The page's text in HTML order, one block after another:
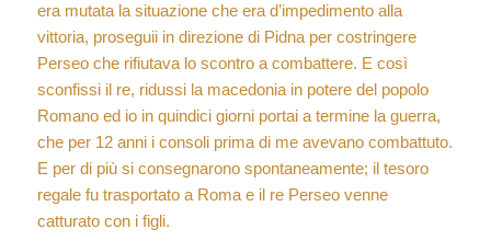
era mutata la situazione che era d’impedimento alla
vittoria, proseguii in direzione di Pidna per costringere
Perseo che rifiutava lo scontro a combattere. E così
sconfissi il re, ridussi la macedonia in potere del popolo
Romano ed io in quindici giorni portai a termine la guerra,
che per 12 anni i consoli prima di me avevano combattuto.
E per di più si consegnarono spontaneamente; il tesoro
regale fu trasportato a Roma e il re Perseo venne
catturato con i figli.